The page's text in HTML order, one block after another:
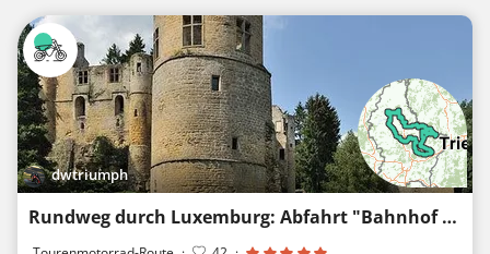
dwtriumph
Rundweg durch Luxemburg: Abfahrt "Bahnhof Echternach" Ankunft "Lac d'Echternach"